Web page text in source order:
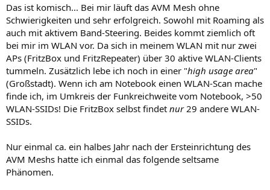
:
Das ist komisch... Bei mir läuft das AVM Mesh ohne
Schwierigkeiten und sehr erfolgreich. Sowohl mit Roaming als
auch mit aktivem Band-Steering. Beides kommt ziemlich oft
bei mir im WLAN vor. Da sich in meinem WLAN mit nur zwei
APs (FritzBox und FritzRepeater) über 30 aktive WLAN-Clients
tummeln. Zusätzlich lebe ich noch in einer "high usage area"
(Großstadt). Wenn ich am Notebook einen WLAN-Scan mache
finde ich, im Umkreis der Funkreichweite vom Notebook, >50
WLAN-SSIDs! Die FritzBox selbst findet nur29 andere WLAN-
SSIDs.
Nur einmal ca. ein halbes Jahr nach der Ersteinrichtung des
AVM Meshs hatte ich einmal das folgende seltsame
Phänomen.